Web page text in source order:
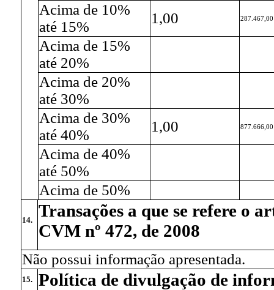
Acima de 10%
até 15%
1,00 287.467,00
Acima de 15%
até 20%
Acima de 20%
até 30%
Acima de 30%
até 40%
1,00 877.666,00
Acima de 40%
até 50%
Acima de 50%
14.
Transações a que se refere o
CVM nº 472, de 2008
Não possui informação apresentada.
15. Política de divulgação de